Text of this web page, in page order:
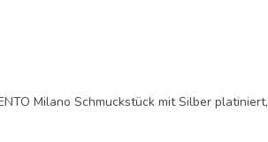
Milano Schmuckstück mit Silber platiniert,